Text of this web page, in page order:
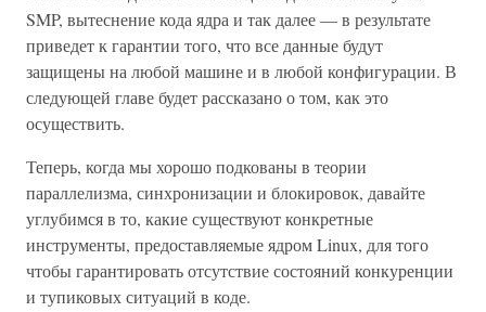
SMP, вытеснение кода ядра и так далее — в результате
приведет к гарантии того, что все данные будут
защищены на любой машине и в любой конфигурации. В
следующей главе будет рассказано о том, как это
осуществить.
Теперь, когда мы хорошо подкованы в теории
параллелизма, синхронизации и блокировок, давайте
углубимся в то, какие существуют конкретные
инструменты, предоставляемые ядром Linux, для того
чтобы гарантировать отсутствие состояний конкуренции
и тупиковых ситуаций в коде.